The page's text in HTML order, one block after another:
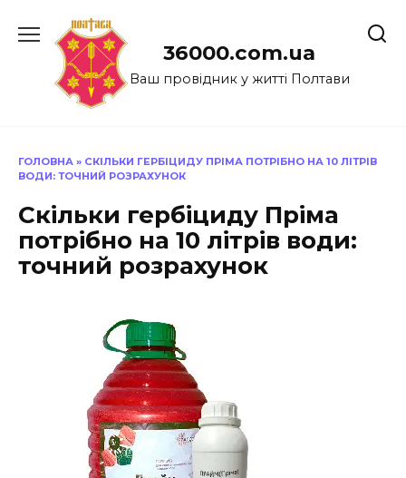
до
36000.com.ua
Ваш провідник у житті Полтави
ГОЛОВНА » СКІЛЬКИ ГЕРБІЦИДУ ПРІМА ПОТРІБНО НА 10 ЛІТРІВ
ВОДИ: ТОЧНИЙ РОЗРАХУНОК
Скільки гербіциду Пріма
потрібно на 10 літрів води:
точний розрахунок